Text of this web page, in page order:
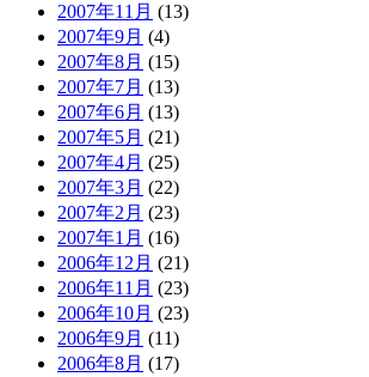
2007年11月 (13)
2007年9月 (4)
2007年8月 (15)
2007年7月 (13)
2007年6月 (13)
2007年5月 (21)
2007年4月 (25)
2007年3月 (22)
2007年2月 (23)
2007年1月 (16)
2006年12月 (21)
2006年11月 (23)
2006年10月 (23)
2006年9月 (11)
2006年8月 (17)